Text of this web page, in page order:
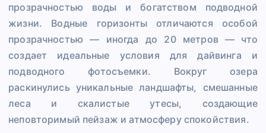
прозрачностью воды и богатством подводной
жизни. Водные горизонты отличаются особой
прозрачностью — иногда до 20 метров — что
создает идеальные условия для дайвинга и
подводного фотосъемки. Вокруг озера
раскинулись уникальные ландшафты, смешанные
леса и скалистые утесы, создающие
неповторимый пейзаж и атмосферу спокойствия.